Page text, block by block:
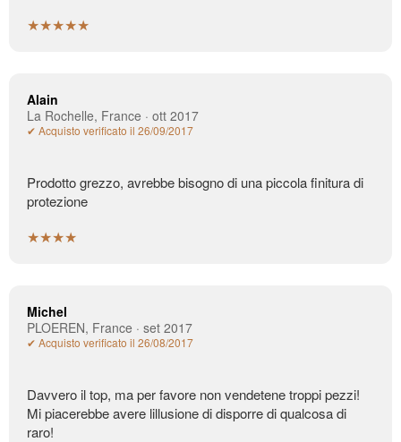
★★★★★
Alain
La Rochelle, France · ott 2017
✔ Acquisto verificato il 26/09/2017
Prodotto grezzo, avrebbe bisogno di una piccola finitura di
protezione
★★★★
Michel
PLOEREN, France · set 2017
✔ Acquisto verificato il 26/08/2017
Davvero il top, ma per favore non vendetene troppi pezzi!
Mi piacerebbe avere lillusione di disporre di qualcosa di
raro!